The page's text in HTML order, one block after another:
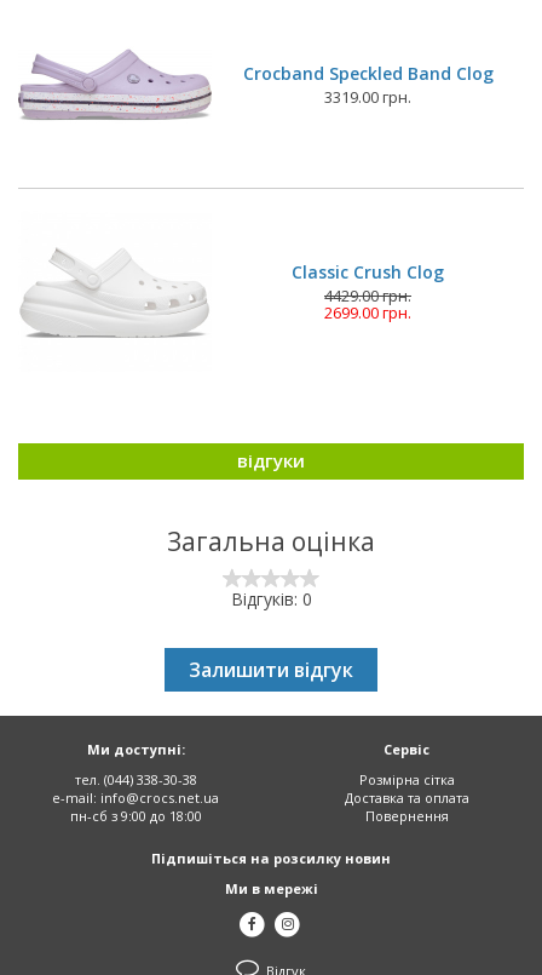
Crocband Speckled Band Clog
3319.00 грн.
Classic Crush Clog
4429.00 грн.
2699.00 грн.
відгуки
Загальна оцінка
Відгуків: 0
Залишити відгук
Сервіс
Розмірна сітка
Доставка та оплата
Повернення
Ми доступні:
тел. (044) 338-30-38
e-mail: info@crocs.net.ua
пн-сб з 9:00 до 18:00
Підпишіться на розсилку новин
Ми в мережі
Відгук